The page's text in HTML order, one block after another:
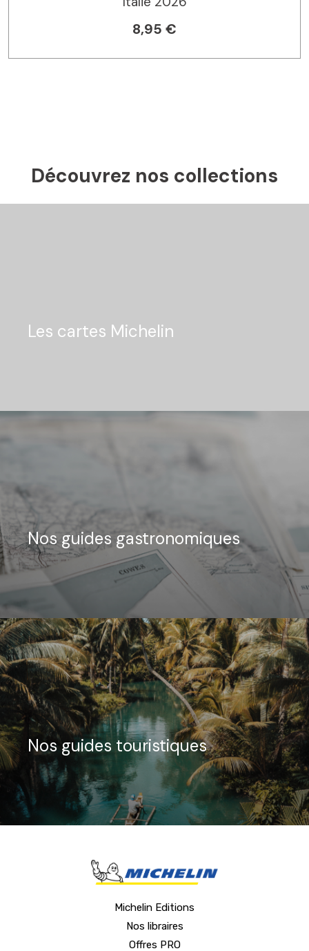
8,95 €
Découvrez nos collections
Les cartes Michelin
Nos guides gastronomiques
Nos guides touristiques
Michelin Editions
Nos libraires
Offres PRO